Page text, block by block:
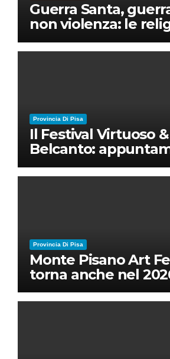
Guerra Santa,
non violenza: le
nuovo disordine
Provincia Di Pisa
Il Festival Virtuoso &
Belcanto:
28 luglio a Palazzo
Ruben Micieli
Provincia Di Pisa
Monte Pisano Art
torna anche nel